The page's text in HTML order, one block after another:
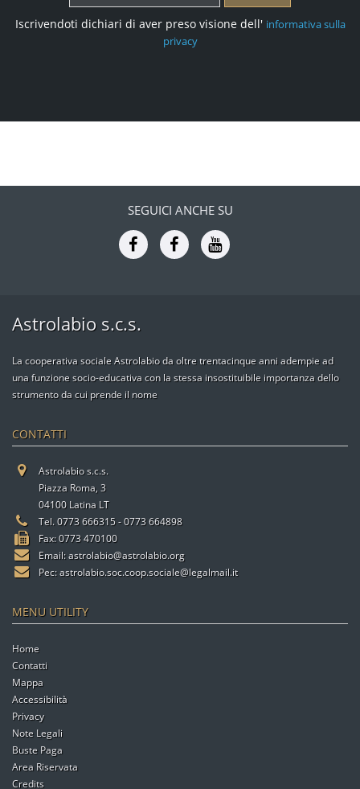
Iscrivendoti dichiari di aver preso visione dell' informativa sulla
privacy
SEGUICI ANCHE SU
Astrolabio s.c.s.
La cooperativa sociale Astrolabio da oltre trentacinque anni adempie ad
una funzione socio-educativa con la stessa insostituibile importanza dello
strumento da cui prende il nome
CONTATTI
Astrolabio s.c.s.
Piazza Roma, 3
04100 Latina LT
Tel. 0773 666315 - 0773 664898
Fax: 0773 470100
Email:astrolabio@astrolabio.org
Pec:astrolabio.soc.coop.sociale@legalmail.it
MENU UTILITY
Home
Contatti
Mappa
Accessibilità
Privacy
Note Legali
Buste Paga
Area Riservata
Credits